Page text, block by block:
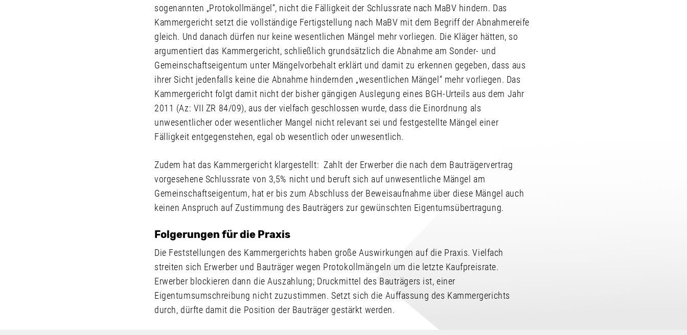
sogenannten „Protokollmängel“, nicht die Fälligkeit der Schlussrate nach MaBV hindern. Das
Kammergericht setzt die vollständige Fertigstellung nach MaBV mit dem Begriff der Abnahmereife
gleich. Und danach dürfen nur keine wesentlichen Mängel mehr vorliegen. Die Kläger hätten, so
argumentiert das Kammergericht, schließlich grundsätzlich die Abnahme am Sonder- und
Gemeinschaftseigentum unter Mängelvorbehalt erklärt und damit zu erkennen gegeben, dass aus
ihrer Sicht jedenfalls keine die Abnahme hindernden „wesentlichen Mängel“ mehr vorliegen. Das
Kammergericht folgt damit nicht der bisher gängigen Auslegung eines BGH-Urteils aus dem Jahr
2011 (Az: VII ZR 84/09), aus der vielfach geschlossen wurde, dass die Einordnung als
unwesentlicher oder wesentlicher Mangel nicht relevant sei und festgestellte Mängel einer
Fälligkeit entgegenstehen, egal ob wesentlich oder unwesentlich.
Zudem hat das Kammergericht klargestellt: Zahlt der Erwerber die nach dem Bauträgervertrag
vorgesehene Schlussrate von 3,5% nicht und beruft sich auf unwesentliche Mängel am
Gemeinschaftseigentum, hat er bis zum Abschluss der Beweisaufnahme über diese Mängel auch
keinen Anspruch auf Zustimmung des Bauträgers zur gewünschten Eigentumsübertragung.
Folgerungen für die Praxis
Die Feststellungen des Kammergerichts haben große Auswirkungen auf die Praxis. Vielfach
streiten sich Erwerber und Bauträger wegen Protokollmängeln um die letzte Kaufpreisrate.
Erwerber blockieren dann die Auszahlung; Druckmittel des Bauträgers ist, einer
Eigentumsumschreibung nicht zuzustimmen. Setzt sich die Auffassung des Kammergerichts
durch, dürfte damit die Position der Bauträger gestärkt werden.